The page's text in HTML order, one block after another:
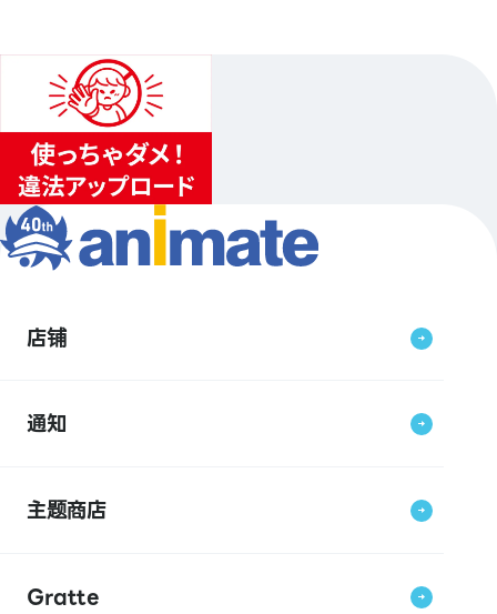
店铺
通知
主题商店
Gratte